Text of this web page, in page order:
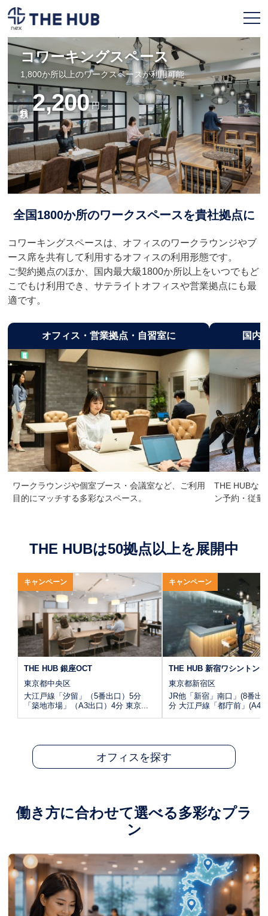
お申込み 会員ページ
TOPページ
利用プラン
拠点一覧
契約フロー
よくある質問
人気のオフィス
コワーキングスペース
1,800か所以上のワークスペースが利用可能
2,200 円～
全国1800か所のワークスペースを貴社拠点に
コワーキングスペースは、オフィスのワークラウンジやブ
ース席を共有して利用するオフィスの利用形態です。
ご契約拠点のほか、国内最大級1800か所以上をいつでもど
こでもけ利用でき、サテライトオフィスや営業拠点にも最
適です。
オフィス・営業拠点・自習室に
ワークラウンジや個室ブース・会議室など、ご利用
目的にマッチする多彩なスペース。
国内
THE HUBな
ン予約・従量
THE HUBは50拠点以上を展開中
キャンペーン
THE HUB 銀座OCT
東京都中央区
大江戸線「汐留」（5番出口）5分
「築地市場」（A3出口）4分 東京...
キャンペーン
THE HUB 新宿ワシントン
東京都新宿区
JR他「新宿」南口」(8番
分 大江戸線「都庁前」(A4
オフィスを探す
働き方に合わせて選べる多彩なプラ
ン